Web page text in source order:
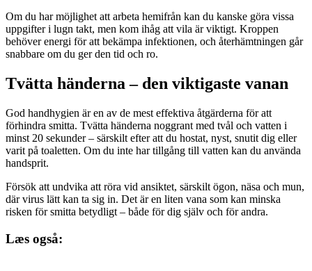
Om du har möjlighet att arbeta hemifrån kan du kanske göra vissa
uppgifter i lugn takt, men kom ihåg att vila är viktigt. Kroppen
behöver energi för att bekämpa infektionen, och återhämtningen går
snabbare om du ger den tid och ro.
Tvätta händerna – den viktigaste vanan
God handhygien är en av de mest effektiva åtgärderna för att
förhindra smitta. Tvätta händerna noggrant med tvål och vatten i
minst 20 sekunder – särskilt efter att du hostat, nyst, snutit dig eller
varit på toaletten. Om du inte har tillgång till vatten kan du använda
handsprit.
Försök att undvika att röra vid ansiktet, särskilt ögon, näsa och mun,
där virus lätt kan ta sig in. Det är en liten vana som kan minska
risken för smitta betydligt – både för dig själv och för andra.
Læs også: